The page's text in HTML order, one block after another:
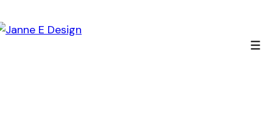
Hop